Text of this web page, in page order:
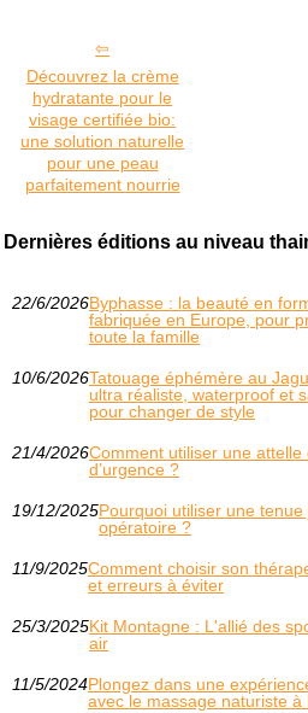
Découvrez la crème
hydratante pour le
visage certifiée bio:
une solution naturelle
pour une peau
parfaitement nourrie
Dernières éditions au niveau
22/6/2026Byphasse : la beauté en
fabriquée en Europe, pour
toute la famille
10/6/2026Tatouage éphémère au
ultra réaliste, waterproof et
pour changer de style
21/4/2026Comment utiliser une attelle
d’urgence ?
19/12/2025Pourquoi utiliser une
opératoire ?
11/9/2025Comment choisir son
et erreurs à éviter
25/3/2025Kit Montagne : L'allié des
air
11/5/2024Plongez dans une
avec le massage naturiste à